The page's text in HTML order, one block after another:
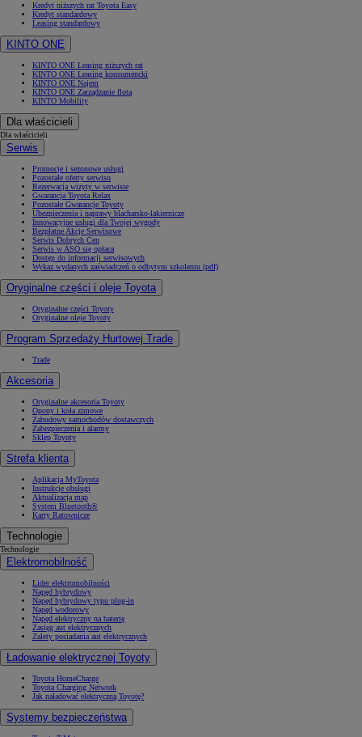
Kredyt niższych rat Toyota Easy
Kredyt standardowy
Leasing standardowy
KINTO ONE
KINTO ONE Leasing niższych rat
KINTO ONE Leasing konsumencki
KINTO ONE Najem
KINTO ONE Zarządzanie flotą
KINTO Mobility
Dla właścicieli
Dla właścicieli
Serwis
Promocje i sezonowe usługi
Pozostałe oferty serwisu
Rezerwacja wizyty w serwisie
Gwarancja Toyota Relax
Pozostałe Gwarancje Toyoty
Ubezpieczenia i naprawy blacharsko-lakiernicze
Innowacyjne usługi dla Twojej wygody
Bezpłatne Akcje Serwisowe
Serwis Dobrych Cen
Serwis w ASO się opłaca
Dostęp do informacji serwisowych
Wykaz wydanych zaświadczeń o odbytym szkoleniu (pdf)
Oryginalne części i oleje Toyota
Oryginalne części Toyoty
Oryginalne oleje Toyoty
Program Sprzedaży Hurtowej Trade
Trade
Akcesoria
Oryginalne akcesoria Toyoty
Opony i koła zimowe
Zabudowy samochodów dostawczych
Zabezpieczenia i alarmy
Sklep Toyoty
Strefa klienta
Aplikacja MyToyota
Instrukcje obsługi
Aktualizacja map
System Bluetooth®
Karty Ratownicze
Technologie
Technologie
Elektromobilność
Lider elektromobilności
Napęd hybrydowy
Napęd hybrydowy typu plug-in
Napęd wodorowy
Napęd elektryczny na baterię
Zasięg aut elektrycznych
Zalety posiadania aut elektrycznych
Ładowanie elektrycznej Toyoty
Toyota HomeCharge
Toyota Charging Network
Jak naładować elektryczną Toyotę?
Systemy bezpieczeństwa